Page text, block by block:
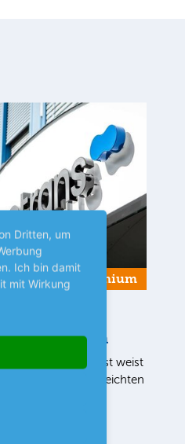
Premium
kann liefern
Spezialist weist
Monate mit einen leichten
aus.
Dritten, um
Ich bin damit
mit Wirkung